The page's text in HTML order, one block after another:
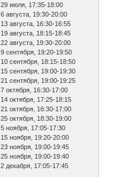
29 июля, 17:35-18:00
6 августа, 19:30-20:00
13 августа, 16:30-16:55
19 августа, 18:15-18:45
22 августа, 19:30-20:00
9 сентября, 19:20-19:50
10 сентября, 18:15-18:50
15 сентября, 19:00-19:30
21 сентября, 19:00-19:25
7 октября, 16:30-17:00
14 октября, 17:25-18:15
21 октября, 16:30-17:00
25 октября, 18:30-19:00
5 ноября, 17:05-17:30
15 ноября, 19:20-20:00
23 ноября, 19:00-19:45
25 ноября, 19:00-19:40
2 декабря, 17:05-17:45